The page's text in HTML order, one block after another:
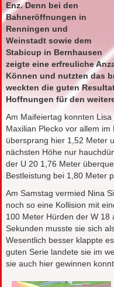
Enz. Denn bei den
Bahneröffnungen in
Renningen und
Weinstadt sowie dem
Stabicup in Bernhausen
zeigte eine erfreuliche
Können und nutzten das
weckten die guten
Hoffnungen für den
Am Maifeiertag konnten
Maxilian Plecko vor allem
übersprang hier 1,52 Meter
nächsten Höhe nur
der U 20 1,76 Meter
Bestleistung bei 1,80 Meter
Am Samstag vermied Nina
noch so eine Kollision mit
100 Meter Hürden der W 18
Sekunden musste sie sich
Wesentlich besser klappte
guten Serie landete sie im
sie auch hier gewinnen